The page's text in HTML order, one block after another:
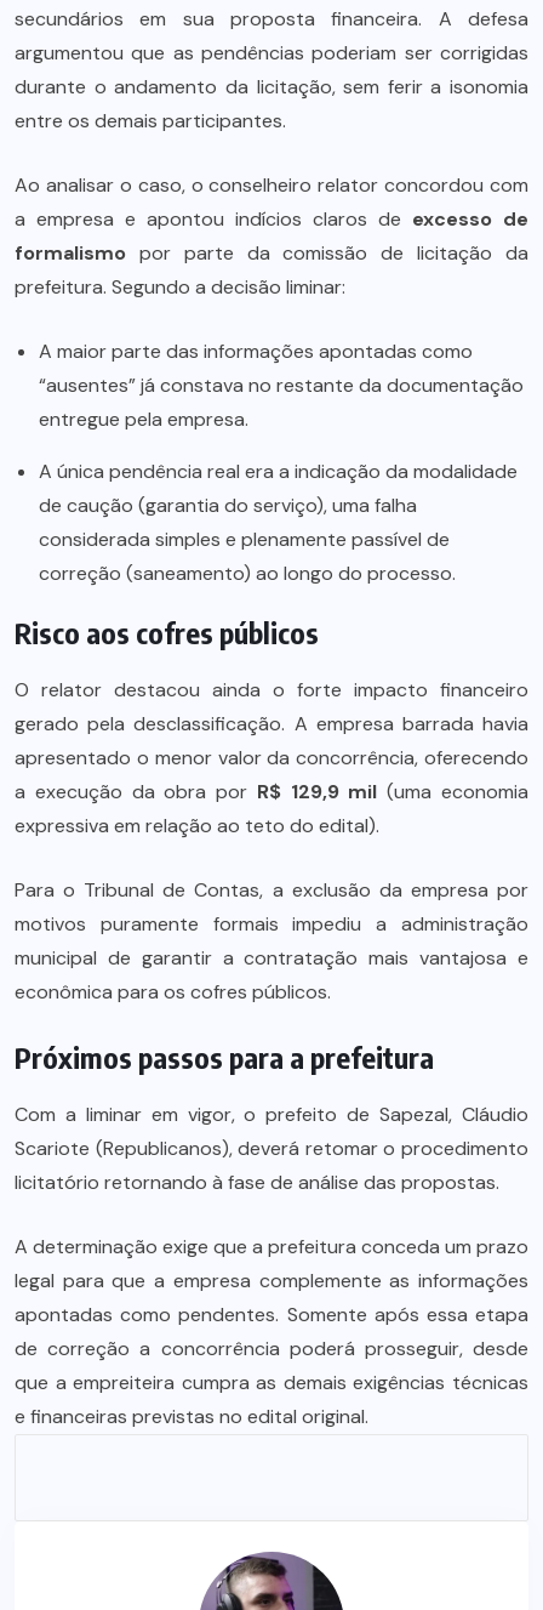
secundários em sua proposta financeira. A defesa
argumentou que as pendências poderiam ser corrigidas
durante o andamento da licitação, sem ferir a isonomia
entre os demais participantes.
Ao analisar o caso, o conselheiro relator concordou com
a empresa e apontou indícios claros de excesso de
formalismo por parte da comissão de licitação da
prefeitura. Segundo a decisão liminar:
A maior parte das informações apontadas como
“ausentes” já constava no restante da documentação
entregue pela empresa.
A única pendência real era a indicação da modalidade
de caução (garantia do serviço), uma falha
considerada simples e plenamente passível de
correção (saneamento) ao longo do processo.
Risco aos cofres públicos
O relator destacou ainda o forte impacto financeiro
gerado pela desclassificação. A empresa barrada havia
apresentado o menor valor da concorrência, oferecendo
a execução da obra por R$ 129,9 mil (uma economia
expressiva em relação ao teto do edital).
Para o Tribunal de Contas, a exclusão da empresa por
motivos puramente formais impediu a administração
municipal de garantir a contratação mais vantajosa e
econômica para os cofres públicos.
Próximos passos para a prefeitura
Com a liminar em vigor, o prefeito de Sapezal, Cláudio
Scariote (Republicanos), deverá retomar o procedimento
licitatório retornando à fase de análise das propostas.
A determinação exige que a prefeitura conceda um prazo
legal para que a empresa complemente as informações
apontadas como pendentes. Somente após essa etapa
de correção a concorrência poderá prosseguir, desde
que a empreiteira cumpra as demais exigências técnicas
e financeiras previstas no edital original.